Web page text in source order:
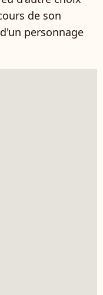
de son
personnage